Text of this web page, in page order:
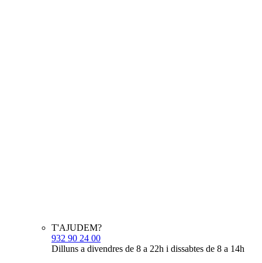
T'AJUDEM?
932 90 24 00
Dilluns a divendres de 8 a 22h i dissabtes de 8 a 14h